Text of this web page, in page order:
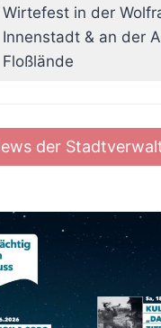
Wirtefest in der
Innenstadt & an der
Floßlände
der